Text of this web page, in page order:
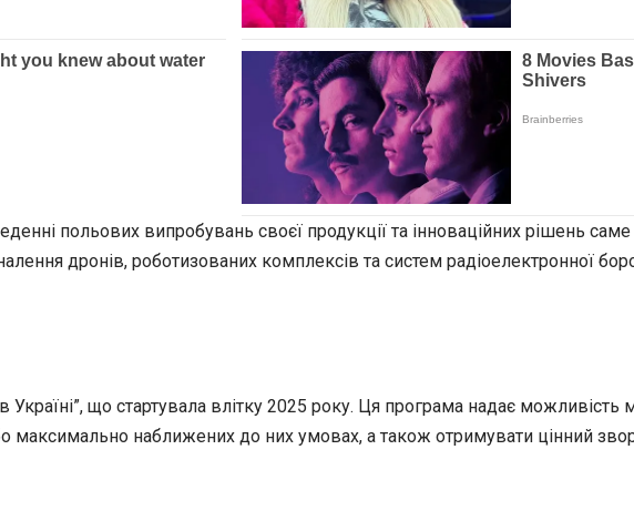
польових випробувань своєї продукції та інноваційних рішень
дронів, роботизованих комплексів та систем радіоелектронної
Україні”, що стартувала влітку 2025 року. Ця програма надає
максимально наближених до них умовах, а також отримувати цінний